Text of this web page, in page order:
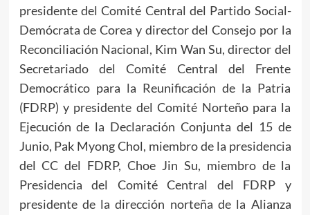
presidente del Comité Central del Partido Social-
Demócrata de Corea y director del Consejo por la
Reconciliación Nacional, Kim Wan Su, director del
Secretariado del Comité Central del Frente
Democrático para la Reunificación de la Patria
(FDRP) y presidente del Comité Norteño para la
Ejecución de la Declaración Conjunta del 15 de
Junio, Pak Myong Chol, miembro de la presidencia
del CC del FDRP, Choe Jin Su, miembro de la
Presidencia del Comité Central del FDRP y
presidente de la dirección norteña de la Alianza